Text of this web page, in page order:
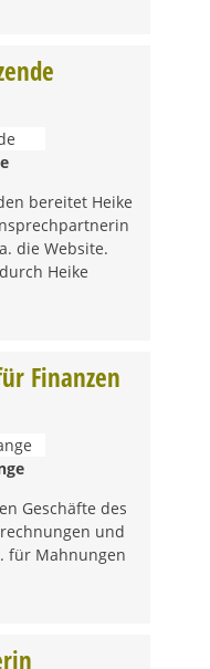
bereitet Heike
die Website.
Heike
Finanzen
Geschäfte des
und
für Mahnungen